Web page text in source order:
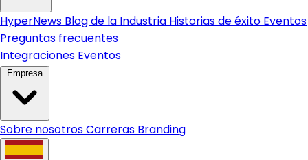
HyperNews Blog de la Industria Historias de éxito Eventos
Preguntas frecuentes
Integraciones Eventos
Empresa
Sobre nosotrosCarreras Branding